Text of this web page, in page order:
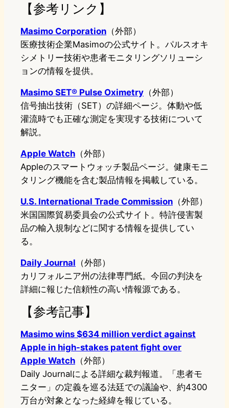
【参考リンク】
Masimo Corporation （外部）
医療技術企業Masimoの公式サイト。パルスオキ
シメトリー技術や患者モニタリングソリューシ
ョンの情報を提供。
Masimo SET® Pulse Oximetry （外部）
信号抽出技術（SET）の詳細ページ。体動や低
灌流時でも正確な測定を実現する技術について
解説。
Apple Watch （外部）
Appleのスマートウォッチ製品ページ。健康モニ
タリング機能を含む製品情報を掲載している。
U.S. International Trade Commission （外部）
米国国際貿易委員会の公式サイト。特許侵害製
品の輸入規制などに関する情報を提供してい
る。
Daily Journal （外部）
カリフォルニア州の法律専門紙。今回の判決を
詳細に報じた信頼性の高い情報源である。
【参考記事】
Masimo wins $634 million verdict against
Apple in high-stakes patent fight over
Apple Watch （外部）
Daily Journalによる詳細な裁判報道。「患者モ
ニター」の定義を巡る法廷での議論や、約4300
万台が対象となった経緯を報じている。